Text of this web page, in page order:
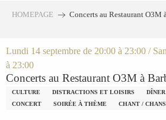
principal
HOMEPAGE Concerts au Restaurant O3M
Lundi 14 septembre de 20:00 à 23:00 /
à 23:00
Concerts au Restaurant O3M à
CULTURE DISTRACTIONS ET LOISIRS
DÎNER
CONCERT
SOIRÉE À THÈME CHANT /